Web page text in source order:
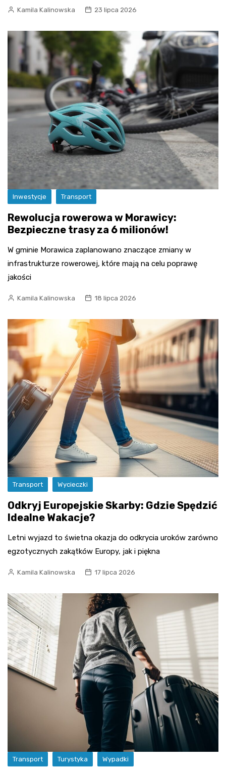
Kamila Kalinowska 23 lipca 2026
Inwestycje Transport
Rewolucja rowerowa w Morawicy:
Bezpieczne trasy za 6 milionów!
W gminie Morawica zaplanowano znaczące zmiany w
infrastrukturze rowerowej, które mają na celu poprawę
jakości
Kamila Kalinowska 18 lipca 2026
Transport Wycieczki
Odkryj Europejskie Skarby: Gdzie Spędzić
Idealne Wakacje?
Letni wyjazd to świetna okazja do odkrycia uroków zarówno
egzotycznych zakątków Europy, jak i piękna
Kamila Kalinowska 17 lipca 2026
Transport Turystyka Wypadki